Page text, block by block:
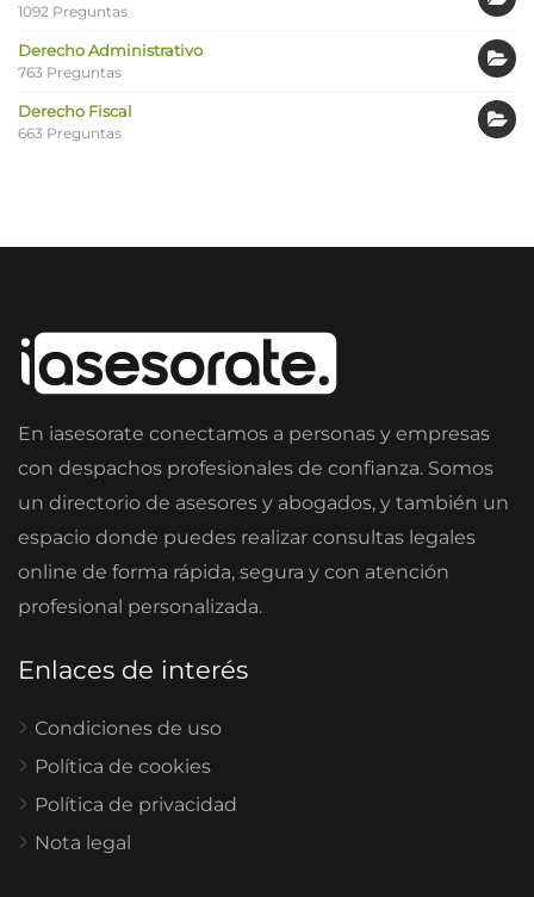
1092 Preguntas
Derecho Administrativo
763 Preguntas
Derecho Fiscal
663 Preguntas
En iasesorate conectamos a personas y empresas
con despachos profesionales de confianza. Somos
un directorio de asesores y abogados, y también un
espacio donde puedes realizar consultas legales
online de forma rápida, segura y con atención
profesional personalizada.
Enlaces de interés
Condiciones de uso
Política de cookies
Política de privacidad
Nota legal